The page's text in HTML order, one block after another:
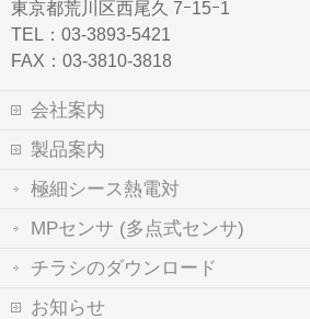
東京都荒川区西尾久 7ｰ15ｰ1
TEL：03-3893-5421
FAX：03-3810-3818
会社案内
製品案内
極細シース熱電対
MPセンサ (多点式センサ)
チラシのダウンロード
お知らせ